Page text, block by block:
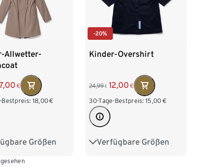
Allwetter-
€
Bestpreis: 18,00€
Größen
134/140
158/164
-20%
Kinder-Overshirt
24,99 € 12,00 €
30-Tage-Bestpreis: 15,00 €
Verfügbare Größen
122/128 134/140